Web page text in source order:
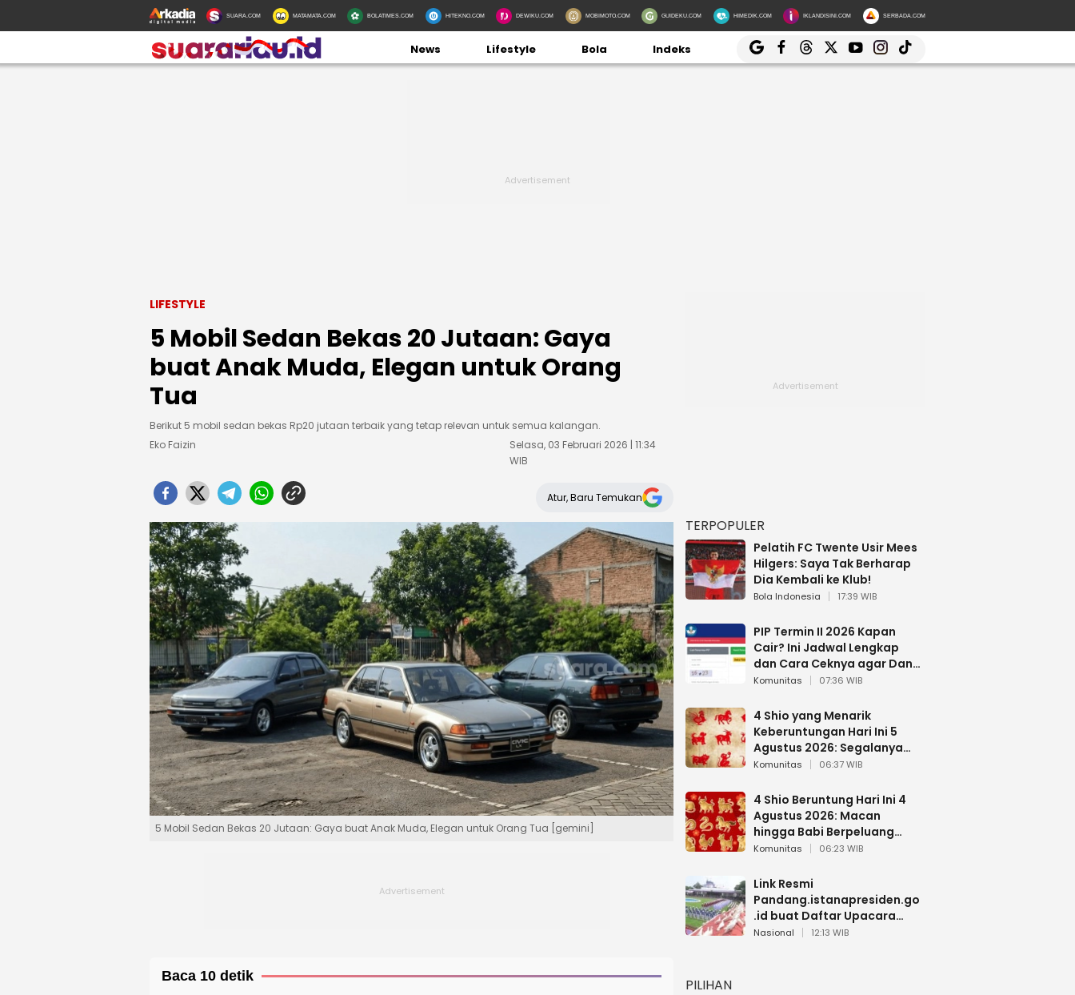
SUARA.COM MATAMATA.COM BOLATIMES.COM HITEKNO.COM DEWIKU.COM MOBIMOTO.COM GUIDEKU.COM HIMEDIK.COM IKLANDISINI.COM SERBADA.COM
News Lifestyle Bola Indeks
LIFESTYLE
5 Mobil Sedan Bekas 20 Jutaan: Gaya
buat Anak Muda, Elegan untuk Orang
Tua
Berikut 5 mobil sedan bekas Rp20 jutaan terbaik yang tetap relevan untuk semua kalangan.
Eko Faizin
Selasa, 03 Februari 2026 | 11:34
WIB
Atur, Baru Temukan
5 Mobil Sedan Bekas 20 Jutaan: Gaya buat Anak Muda, Elegan untuk Orang Tua [gemini]
Baca 10 detik
TERPOPULER
Pelatih FC Twente Usir Mees
Hilgers: Saya Tak Berharap
Dia Kembali ke Klub!
Bola Indonesia 17:39 WIB
PIP Termin II 2026 Kapan
Cair? Ini Jadwal Lengkap
dan Cara Ceknya agar Dana
Tidak Hangus!
Komunitas 07:36 WIB
4 Shio yang Menarik
Keberuntungan Hari Ini 5
Agustus 2026: Segalanya
Berjalan Lancar
Komunitas 06:37 WIB
4 Shio Beruntung Hari Ini 4
Agustus 2026: Macan
hingga Babi Berpeluang
Dapat Kabar Baik
Komunitas 06:23 WIB
Link Resmi
Pandang.istanapresiden.go
.id buat Daftar Upacara
Bendera HUT RI di Istana
Nasional 12:13 WIB
PILIHAN